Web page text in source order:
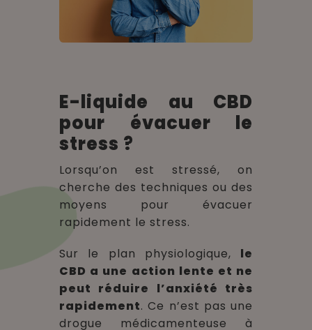
E-liquide au CBD
pour évacuer le
stress ?
Lorsqu’on est stressé, on
cherche des techniques ou des
moyens pour évacuer
rapidement le stress.
Sur le plan physiologique, le
CBD a une action lente et ne
peut réduire l’anxiété très
rapidement. Ce n’est pas une
drogue médicamenteuse à